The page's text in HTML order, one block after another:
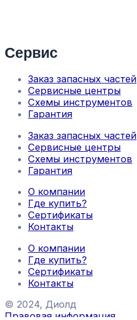
Сервис
Заказ запасных частей
Сервисные центры
Схемы инструментов
Гарантия
Заказ запасных частей
Сервисные центры
Схемы инструментов
Гарантия
О компании
Где купить?
Сертификаты
Контакты
О компании
Где купить?
Сертификаты
Контакты
© 2024, Диолд
Правовая информация